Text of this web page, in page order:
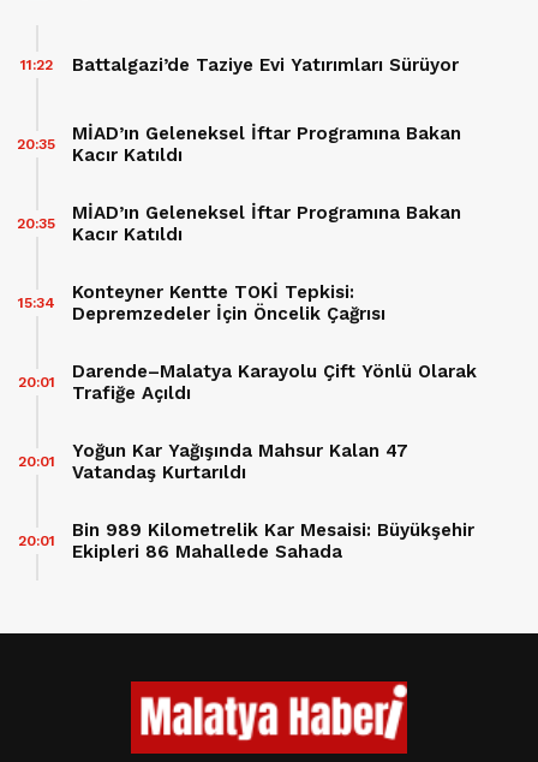
Battalgazi’de Taziye Evi Yatırımları Sürüyor
11:22
MİAD’ın Geleneksel İftar Programına Bakan
Kacır Katıldı
20:35
MİAD’ın Geleneksel İftar Programına Bakan
Kacır Katıldı
20:35
Konteyner Kentte TOKİ Tepkisi:
Depremzedeler İçin Öncelik Çağrısı
15:34
Darende–Malatya Karayolu Çift Yönlü Olarak
Trafiğe Açıldı
20:01
Yoğun Kar Yağışında Mahsur Kalan 47
Vatandaş Kurtarıldı
20:01
Bin 989 Kilometrelik Kar Mesaisi: Büyükşehir
Ekipleri 86 Mahallede Sahada
20:01